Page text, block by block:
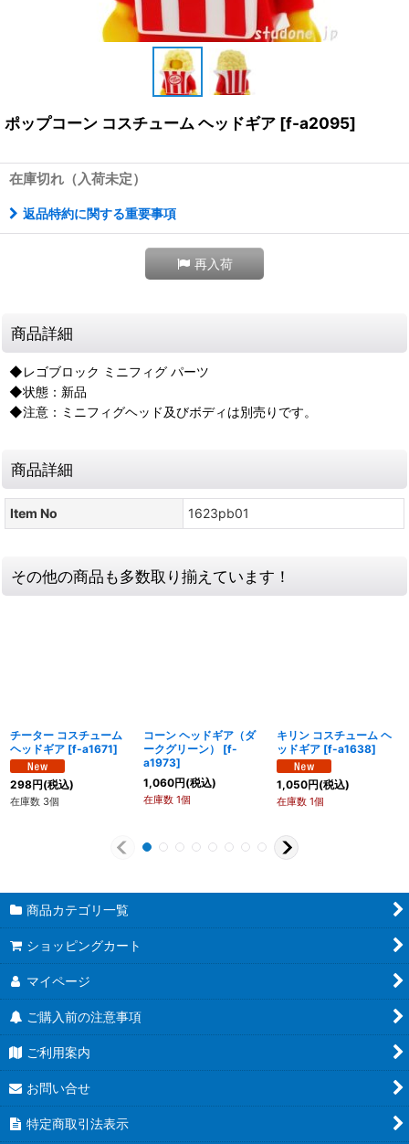
ポップコーン コスチューム ヘッドギア [f-a2095]
在庫切れ（入荷未定）
返品特約に関する重要事項
再入荷
商品詳細
◆レゴブロック ミニフィグ パーツ
◆状態：新品
◆注意：ミニフィグヘッド及びボディは別売りです。
商品詳細
Item No 1623pb01
その他の商品も多数取り揃えています！
チーター コスチューム
ヘッドギア [f-a1671]
298円(税込)
在庫数 3個
コーン ヘッドギア（ダ
ークグリーン）
[f-
a1973]
1,060円(税込)
在庫数 1個
キリン コスチューム ヘ
ッドギア [f-a1638]
1,050円(税込)
在庫数 1個
商品カテゴリ一覧
ショッピングカート
マイページ
ご購入前の注意事項
ご利用案内
お問い合せ
特定商取引法表示